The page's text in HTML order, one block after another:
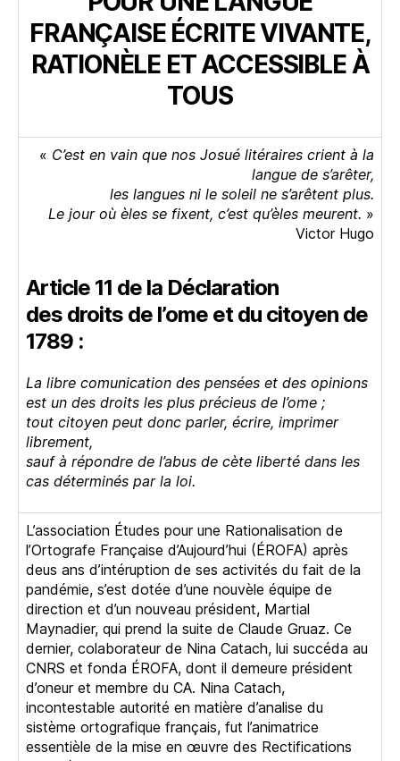
FRANÇAISE ÉCRITE VIVANTE,
RATIONÈLE ET ACCESSIBLE À
TOUS
« C’est en vain que nos Josué litéraires crient à la
langue de s’arêter,
les langues ni le soleil ne s’arêtent plus.
Le jour où èles se fixent, c’est qu’èles meurent. »
Victor Hugo
Article 11 de la Déclaration
des droits de l’ome et du citoyen de
1789 :
La libre comunication des pensées et des opinions
est un des droits les plus précieus de l’ome ;
tout citoyen peut donc parler, écrire, imprimer
librement,
sauf à répondre de l’abus de cète liberté dans les
cas déterminés par la loi.
L’association Études pour une Rationalisation de
l’Ortografe Française d’Aujourd’hui (ÉROFA) après
deus ans d’intéruption de ses activités du fait de la
pandémie, s’est dotée d’une nouvèle équipe de
direction et d’un nouveau président, Martial
Maynadier, qui prend la suite de Claude Gruaz. Ce
dernier, colaborateur de Nina Catach, lui succéda au
CNRS et fonda ÉROFA, dont il demeure président
d’oneur et membre du CA. Nina Catach,
incontestable autorité en matière d’analise du
sistème ortografique français, fut l’animatrice
essentièle de la mise en œuvre des Rectifications